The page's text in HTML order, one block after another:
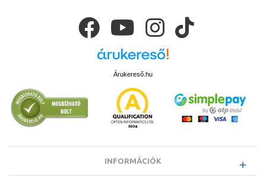
Árukereső.hu
INFORMÁCIÓK